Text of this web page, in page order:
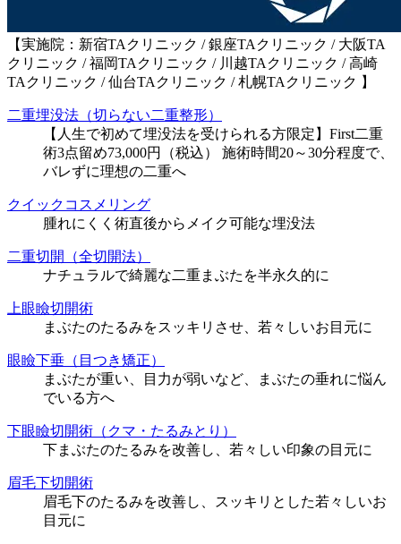
【実施院：新宿TAクリニック / 銀座TAクリニック / 大阪TA
クリニック / 福岡TAクリニック / 川越TAクリニック / 高崎
TAクリニック / 仙台TAクリニック / 札幌TAクリニック 】
二重埋没法（切らない二重整形）
【人生で初めて埋没法を受けられる方限定】First二重
術3点留め73,000円（税込） 施術時間20～30分程度で、
バレずに理想の二重へ
クイックコスメリング
腫れにくく術直後からメイク可能な埋没法
二重切開（全切開法）
ナチュラルで綺麗な二重まぶたを半永久的に
上眼瞼切開術
まぶたのたるみをスッキリさせ、若々しいお目元に
眼瞼下垂（目つき矯正）
まぶたが重い、目力が弱いなど、まぶたの垂れに悩ん
でいる方へ
下眼瞼切開術（クマ・たるみとり）
下まぶたのたるみを改善し、若々しい印象の目元に
眉毛下切開術
眉毛下のたるみを改善し、スッキリとした若々しいお
目元に